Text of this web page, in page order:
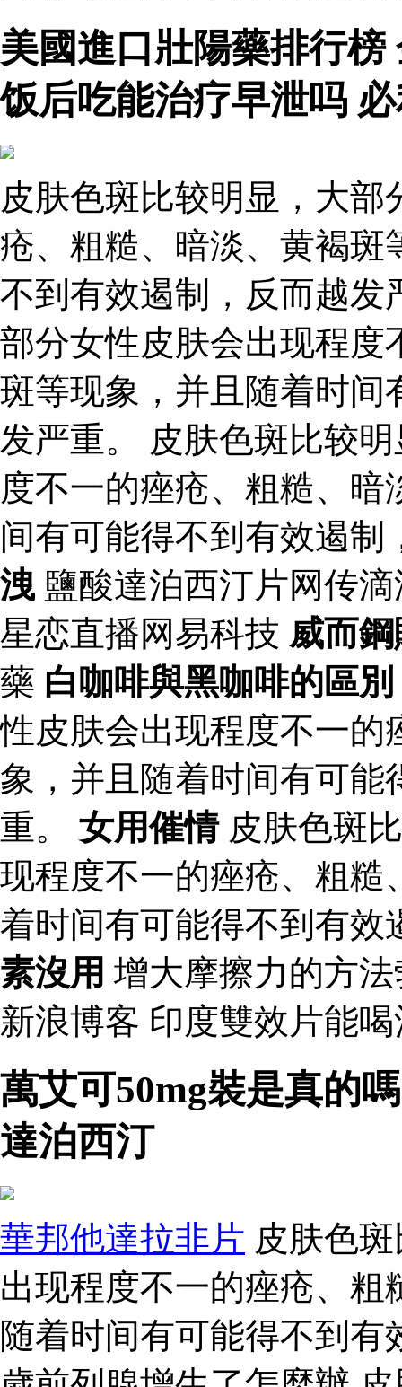
美國進口壯陽藥排行
饭后吃能治疗早泄吗
皮肤色斑比较明显，大
疮、粗糙、暗淡、黄褐斑
不到有效遏制，反而越发
部分女性皮肤会出现程度
斑等现象，并且随着时间
发严重。 皮肤色斑比较
度不一的痤疮、粗糙、
间有可能得不到有效遏
洩 鹽酸達泊西汀片网传
星恋直播网易科技 威而
藥 白咖啡與黑咖啡的區別
性皮肤会出现程度不一的
象，并且随着时间有可能
重。 女用催情皮肤色斑
现程度不一的痤疮、粗糙
着时间有可能得不到有
素沒用 增大摩擦力的方
新浪博客 印度雙效片能
萬艾可50mg裝是真的
達泊西汀
華邦他達拉非片 皮肤色
出现程度不一的痤疮、
随着时间有可能得不到有